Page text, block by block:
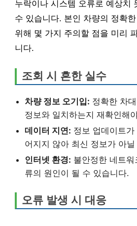
누락이나 시스템 오류로 예상치
수 있습니다. 본인 차량의 정확
위해 몇 가지 주의할 점을 미리
니다.
조회 시 흔한 실수
차량 정보 오기입: 정확한 차
정보와 일치하는지 재확인해
데이터 지연: 정보 업데이트
어지지 않아 최신 정보가 아
인터넷 환경: 불안정한 네트
류의 원인이 될 수 있습니다.
오류 발생 시 대응